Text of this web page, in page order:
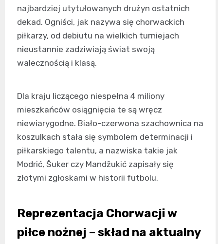
najbardziej utytułowanych drużyn ostatnich
dekad. Ogniści, jak nazywa się chorwackich
piłkarzy, od debiutu na wielkich turniejach
nieustannie zadziwiają świat swoją
walecznością i klasą.
Dla kraju liczącego niespełna 4 miliony
mieszkańców osiągnięcia te są wręcz
niewiarygodne. Biało-czerwona szachownica na
koszulkach stała się symbolem determinacji i
piłkarskiego talentu, a nazwiska takie jak
Modrić, Šuker czy Mandžukić zapisały się
złotymi zgłoskami w historii futbolu.
Reprezentacja Chorwacji w
piłce nożnej – skład na aktualny